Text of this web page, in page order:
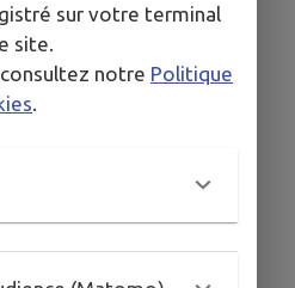
Naturels Centre - Val
sur le plus grand
23 Mai 2026 de 09h30 à
obligatoire au 02-
sur votre terminal
site.
notre Politique